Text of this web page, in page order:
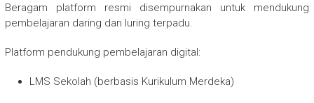
Beragam platform resmi disempurnakan untuk mendukung
pembelajaran daring dan luring terpadu.
Platform pendukung pembelajaran digital:
LMS Sekolah (berbasis Kurikulum Merdeka)